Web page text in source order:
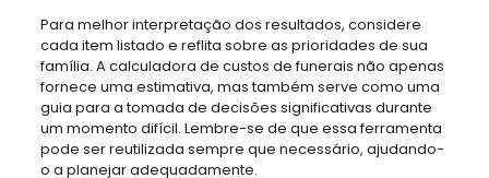
Para melhor interpretação dos resultados, considere
cada item listado e reflita sobre as prioridades de sua
família. A calculadora de custos de funerais não apenas
fornece uma estimativa, mas também serve como uma
guia para a tomada de decisões significativas durante
um momento difícil. Lembre-se de que essa ferramenta
pode ser reutilizada sempre que necessário, ajudando-
o a planejar adequadamente.